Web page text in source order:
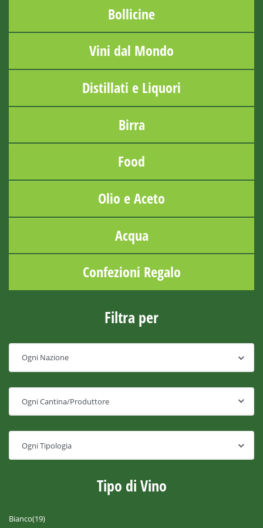
Bollicine
Vini dal Mondo
Distillati e Liquori
Birra
Food
Olio e Aceto
Acqua
Confezioni Regalo
Filtra per
Tipo di Vino
Bianco(19)